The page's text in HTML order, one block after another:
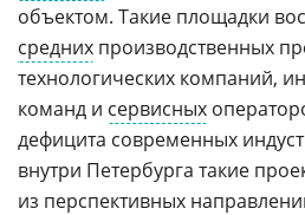
объектом. Такие площадки
средних производственных
технологических компаний,
команд и сервисных
дефицита современных
внутри Петербурга такие
из перспективных